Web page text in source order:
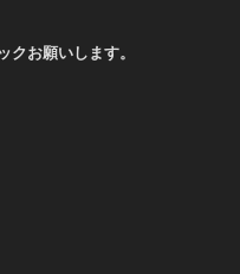
クお願いします。